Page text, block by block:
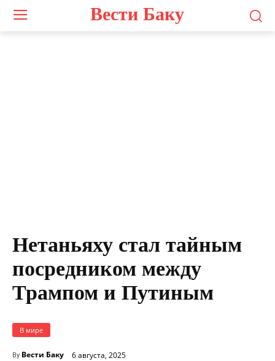
Вести Баку
Нетаньяху стал тайным
посредником между
Трампом и Путиным
В мире
By Вести Баку 6 августа, 2025